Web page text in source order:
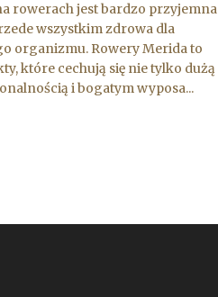
rowerach jest bardzo przyjemna
wszystkim zdrowa dla
organizmu. Rowery Merida to
które cechują się nie tylko dużą
i bogatym wyposa...